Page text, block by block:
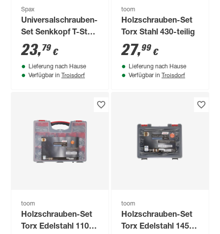
Spax
Universalschrauben-
Set Senkkopf T-Star
plus T20 inkl. Dübel
Typ-SD 160 Stück
23,79 €
Lieferung nach Hause
Verfügbar in Troisdorf
toom
Holzschrauben-Set
Torx Stahl 430-teilig
27,99 €
Lieferung nach Hause
Verfügbar in Troisdorf
toom
Holzschrauben-Set
Torx Edelstahl 1100-
toom
Holzschrauben-Set
Torx Edelstahl 145-